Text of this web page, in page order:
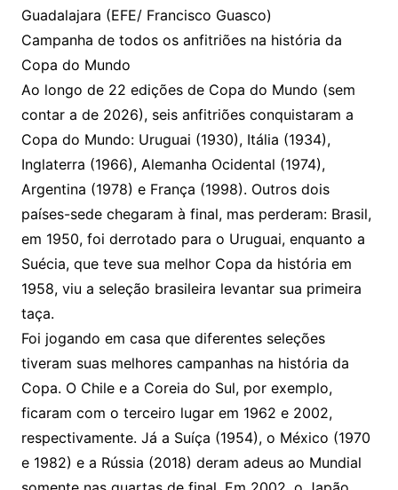
Guadalajara (EFE/ Francisco Guasco)
Campanha de todos os anfitriões na história da
Copa do Mundo
Ao longo de 22 edições de Copa do Mundo (sem
contar a de 2026), seis anfitriões conquistaram a
Copa do Mundo: Uruguai (1930), Itália (1934),
Inglaterra (1966), Alemanha Ocidental (1974),
Argentina (1978) e França (1998). Outros dois
países-sede chegaram à final, mas perderam: Brasil,
em 1950, foi derrotado para o Uruguai, enquanto a
Suécia, que teve sua melhor Copa da história em
1958, viu a seleção brasileira levantar sua primeira
taça.
Foi jogando em casa que diferentes seleções
tiveram suas melhores campanhas na história da
Copa. O Chile e a Coreia do Sul, por exemplo,
ficaram com o terceiro lugar em 1962 e 2002,
respectivamente. Já a Suíça (1954), o México (1970
e 1982) e a Rússia (2018) deram adeus ao Mundial